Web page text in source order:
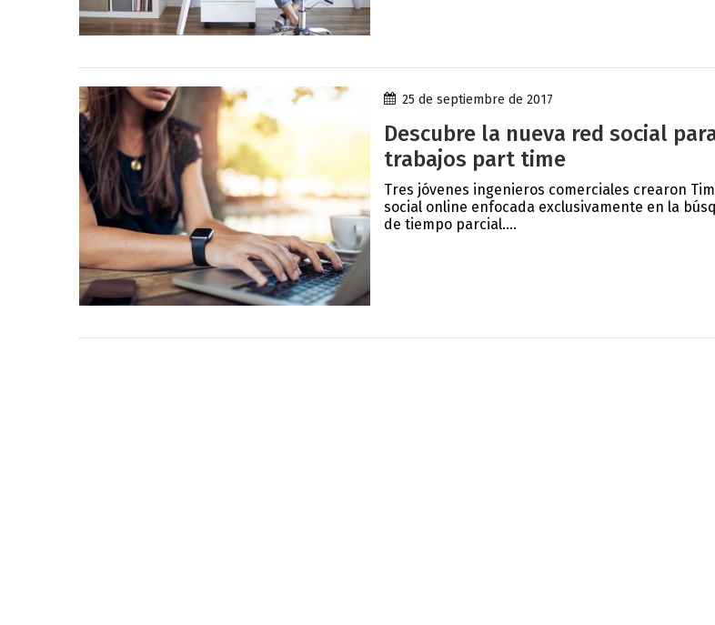
25 de septiembre de 2017
Descubre la nueva red social
trabajos part time
Tres jóvenes ingenieros comerciales crearon
social online enfocada exclusivamente en la
de tiempo parcial....